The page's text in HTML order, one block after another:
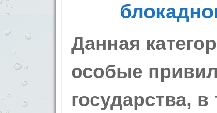
Данная
особые
государства,